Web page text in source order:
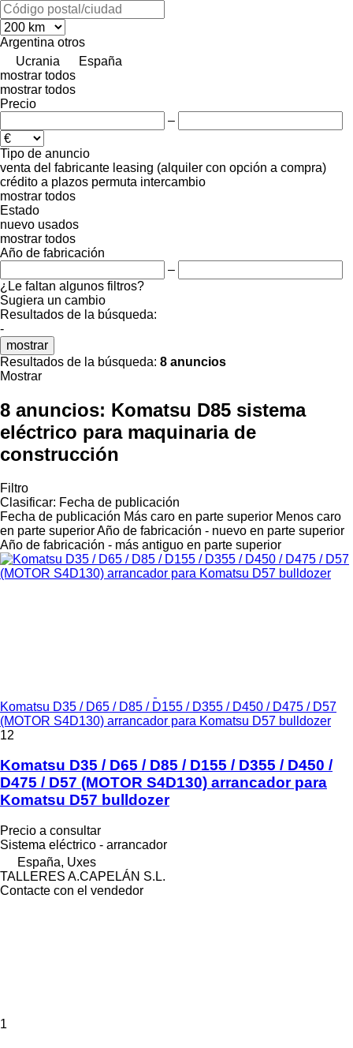
Argentina otros
Ucrania
España
mostrar todos
mostrar todos
Precio
–
Tipo de anuncio
venta del fabricante leasing (alquiler con opción a compra)
crédito a plazos permuta intercambio
mostrar todos
Estado
nuevo usados
mostrar todos
Año de fabricación
–
¿Le faltan algunos filtros?
Sugiera un cambio
Resultados de la búsqueda:
-
mostrar
Resultados de la búsqueda: 8 anuncios
Mostrar
8 anuncios: Komatsu D85 sistema
eléctrico para maquinaria de
construcción
Filtro
Clasificar: Fecha de publicación
Fecha de publicación Más caro en parte superior Menos caro
en parte superiorAño de fabricación - nuevo en parte superior
Año de fabricación - más antiguo en parte superior
Komatsu D35 / D65 / D85 / D155 / D355 / D450 / D475 / D57
(MOTOR S4D130) arrancador para Komatsu D57 bulldozer
12
Komatsu D35 / D65 / D85 / D155 / D355 / D450 /
D475 / D57 (MOTOR S4D130) arrancador para
Komatsu D57 bulldozer
Precio a consultar
Sistema eléctrico - arrancador
España, Uxes
TALLERES A.CAPELÁN S.L.
Contacte con el vendedor
1